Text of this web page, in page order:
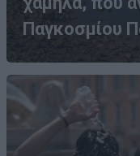
Παγκοσμίου